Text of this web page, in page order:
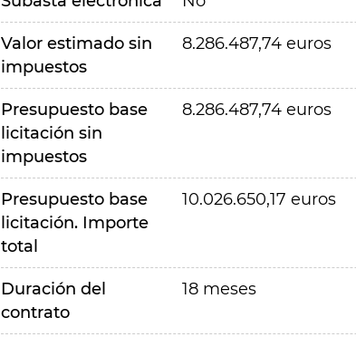
Valor estimado sin
impuestos
8.286.487,74 euros
Presupuesto base
licitación sin
impuestos
8.286.487,74 euros
Presupuesto base
licitación. Importe
total
10.026.650,17 euros
Duración del
contrato
18 meses